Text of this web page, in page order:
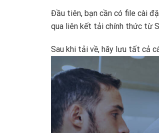
Đầu tiên, bạn cần có file cài
qua liên kết tải chính thức từ
Sau khi tải về, hãy lưu tất cả